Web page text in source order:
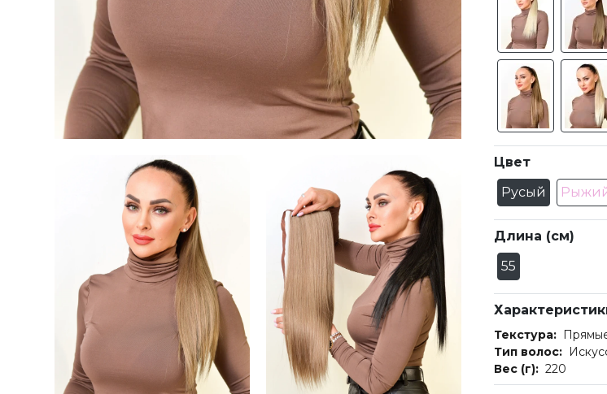
Цвет
Русый
Длина (см)
55
Текстура:
Тип волос:
Вес (г): 220